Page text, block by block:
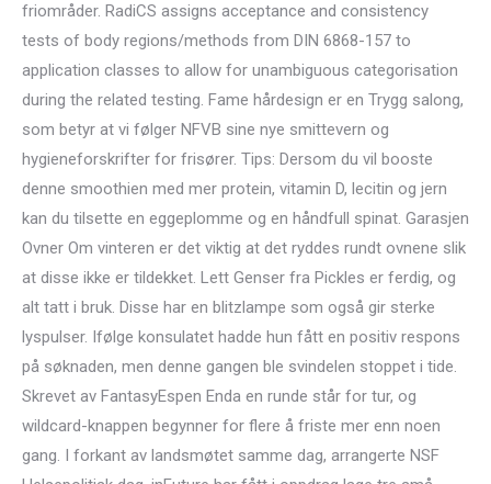
friområder. RadiCS assigns acceptance and consistency
tests of body regions/methods from DIN 6868-157 to
application classes to allow for unambiguous categorisation
during the related testing. Fame hårdesign er en Trygg salong,
som betyr at vi følger NFVB sine nye smittevern og
hygieneforskrifter for frisører. Tips: Dersom du vil booste
denne smoothien med mer protein, vitamin D, lecitin og jern
kan du tilsette en eggeplomme og en håndfull spinat. Garasjen
Ovner Om vinteren er det viktig at det ryddes rundt ovnene slik
at disse ikke er tildekket. Lett Genser fra Pickles er ferdig, og
alt tatt i bruk. Disse har en blitzlampe som også gir sterke
lyspulser. Ifølge konsulatet hadde hun fått en positiv respons
på søknaden, men denne gangen ble svindelen stoppet i tide.
Skrevet av FantasyEspen Enda en runde står for tur, og
wildcard-knappen begynner for flere å friste mer enn noen
gang. I forkant av landsmøtet samme dag, arrangerte NSF